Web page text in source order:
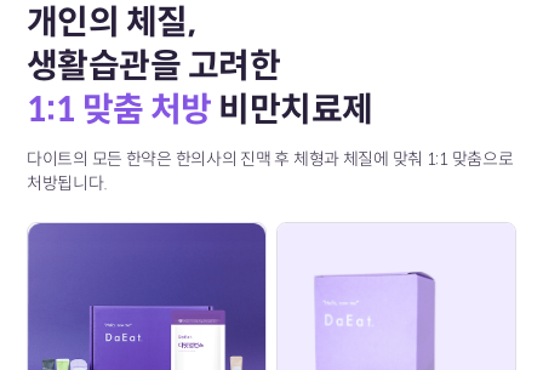
개인의 체질,
생활습관을 고려한
1:1 맞춤 처방 비만치료제
다이트의 모든 한약은 한의사의 진맥 후 체형과 체질에 맞춰 1:1 맞춤으로
처방됩니다.